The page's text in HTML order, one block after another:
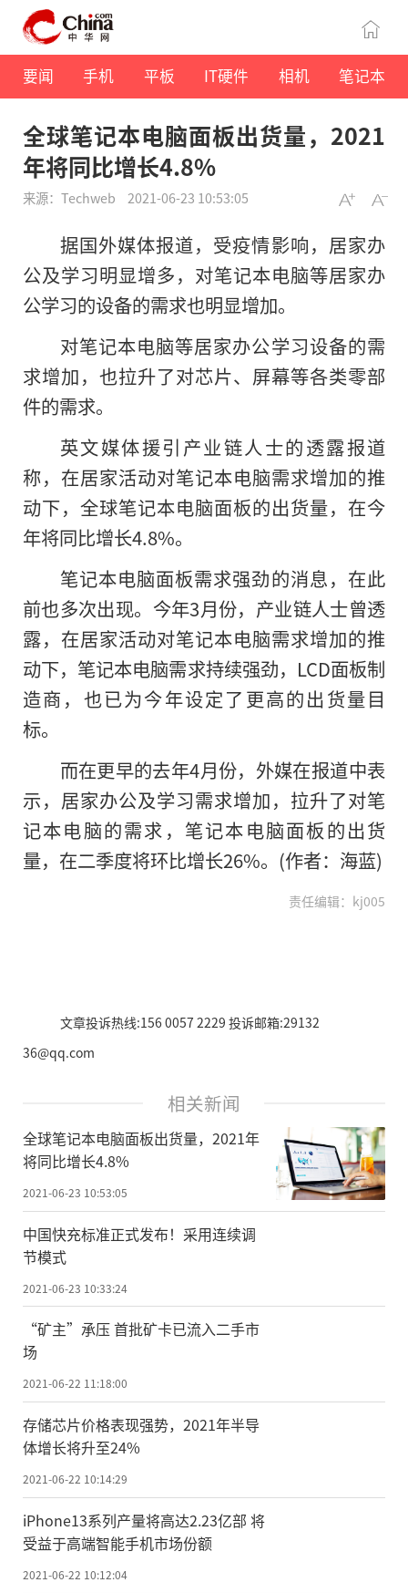
要闻 手机 平板 IT硬件 相机 笔记本
全球笔记本电脑面板出货量，2021
年将同比增长4.8%
来源：Techweb 2021-06-23 10:53:05
据国外媒体报道，受疫情影响，居家办
公及学习明显增多，对笔记本电脑等居家办
公学习的设备的需求也明显增加。
对笔记本电脑等居家办公学习设备的需
求增加，也拉升了对芯片、屏幕等各类零部
件的需求。
英文媒体援引产业链人士的透露报道
称，在居家活动对笔记本电脑需求增加的推
动下，全球笔记本电脑面板的出货量，在今
年将同比增长4.8%。
笔记本电脑面板需求强劲的消息，在此
前也多次出现。今年3月份，产业链人士曾透
露，在居家活动对笔记本电脑需求增加的推
动下，笔记本电脑需求持续强劲，LCD面板制
造商，也已为今年设定了更高的出货量目
标。
而在更早的去年4月份，外媒在报道中表
示，居家办公及学习需求增加，拉升了对笔
记本电脑的需求，笔记本电脑面板的出货
量，在二季度将环比增长26%。(作者：海蓝)
责任编辑：kj005
文章投诉热线:156 0057 2229 投诉邮箱:29132
36@qq.com
相关新闻
全球笔记本电脑面板出货量，2021年
将同比增长4.8%
2021-06-23 10:53:05
中国快充标准正式发布！采用连续调
节模式
2021-06-23 10:33:24
“矿主”承压 首批矿卡已流入二手市
场
2021-06-22 11:18:00
存储芯片价格表现强势，2021年半导
体增长将升至24%
2021-06-22 10:14:29
iPhone13系列产量将高达2.23亿部 将
受益于高端智能手机市场份额
2021-06-22 10:12:04